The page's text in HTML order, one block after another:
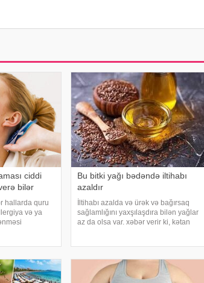
ciddi
bilər
hallarda quru
və ya
Bu bitki yağı bədəndə iltihabı
azaldır
İltihabı azalda və ürək və bağırsaq
sağlamlığını yaxşılaşdıra bilən yağlar
az da olsa var. xəbər verir ki, kətan
toxumlarında